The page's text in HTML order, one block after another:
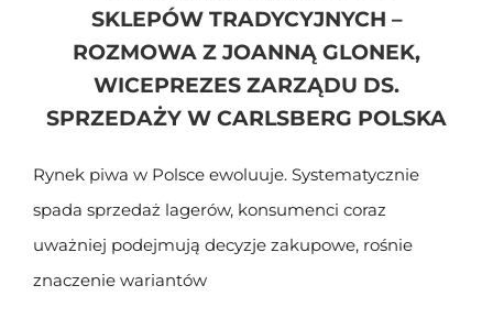
SKLEPÓW TRADYCYJNYCH –
ROZMOWA Z JOANNĄ GLONEK,
WICEPREZES ZARZĄDU DS.
SPRZEDAŻY W CARLSBERG POLSKA
Rynek piwa w Polsce ewoluuje. Systematycznie
spada sprzedaż lagerów, konsumenci coraz
uważniej podejmują decyzje zakupowe, rośnie
znaczenie wariantów